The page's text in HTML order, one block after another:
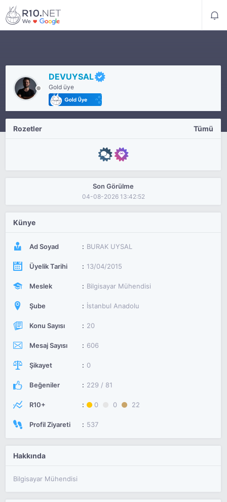
DEVUYSAL
Gold üye
Rozetler Tümü
Son Görülme
04-08-2026 13:42:52
Künye
Ad Soyad BURAK UYSAL
Üyelik Tarihi 13/04/2015
Meslek Bilgisayar Mühendisi
Şube İstanbul Anadolu
Konu Sayısı 20
Mesaj Sayısı 606
Şikayet 0
Beğeniler 229 / 81
R10+ 0 0 22
Profil Ziyareti 537
Hakkında
Bilgisayar Mühendisi